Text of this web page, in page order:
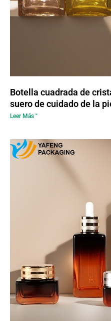
Botella cuadrada de
suero de cuidado de la
Leer Más "